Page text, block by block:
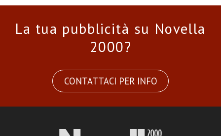
La tua pubblicità su Novella
2000?
CONTATTACI PER INFO